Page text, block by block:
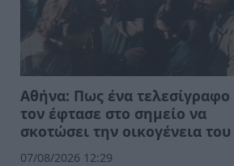
Αθήνα: Πως ένα τελεσίγραφο
τον έφτασε στο σημείο να
σκοτώσει την οικογένεια του
07/08/2026 12:29